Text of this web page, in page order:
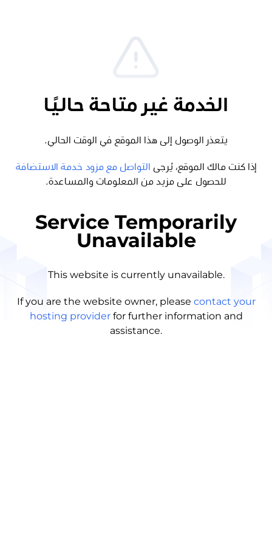
الخدمة غير متاحة حاليًا
يتعذر الوصول إلى هذا الموقع في الوقت الحالي.
إذا كنت مالك الموقع، يُرجى
التواصل مع مزود خدمة الاستضافة
للحصول على مزيد من المعلومات والمساعدة.
Service Temporarily
Unavailable
This website is currently unavailable.
If you are the website owner, please contact your
hosting provider for further information and
assistance.